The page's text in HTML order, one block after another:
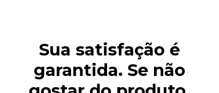
Sua satisfação é
garantida. Se não